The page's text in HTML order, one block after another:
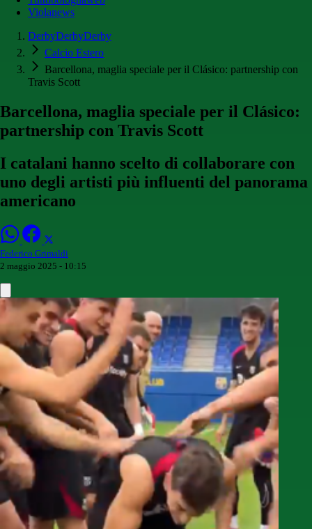
Violanews
DerbyDerbyDerby
Calcio Estero
Barcellona, maglia speciale per il Clásico: partnership con
Travis Scott
Barcellona, maglia speciale per il Clásico:
partnership con Travis Scott
I catalani hanno scelto di collaborare con
uno degli artisti più influenti del panorama
americano
Federico Grimaldi
2 maggio 2025 - 10:15